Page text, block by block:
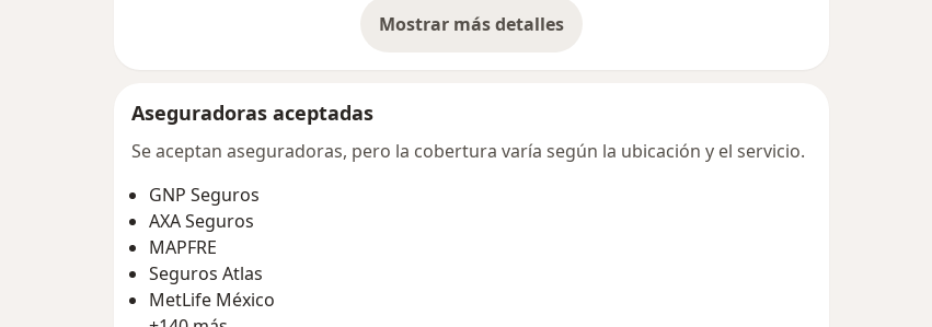
Mostrar más detalles
sobre la dirección
Aseguradoras aceptadas
Se aceptan aseguradoras, pero la cobertura varía según la ubicación y el servicio.
GNP Seguros
AXA Seguros
MAPFRE
Seguros Atlas
MetLife México